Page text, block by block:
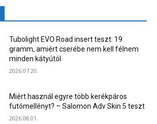
Tubolight EVO Road insert teszt: 19
gramm, amiért cserébe nem kell félnem
minden kátyútól
2026.07.20.
Miért használ egyre több kerékpáros
futómellényt? – Salomon Adv Skin 5 teszt
2026.08.01.